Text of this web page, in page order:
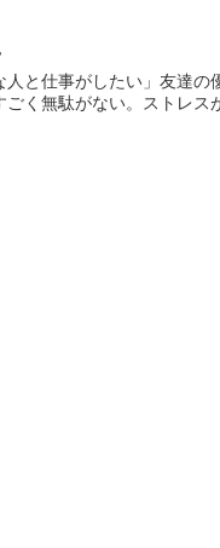
人と仕事がしたい」友達
く無駄がない。ストレ